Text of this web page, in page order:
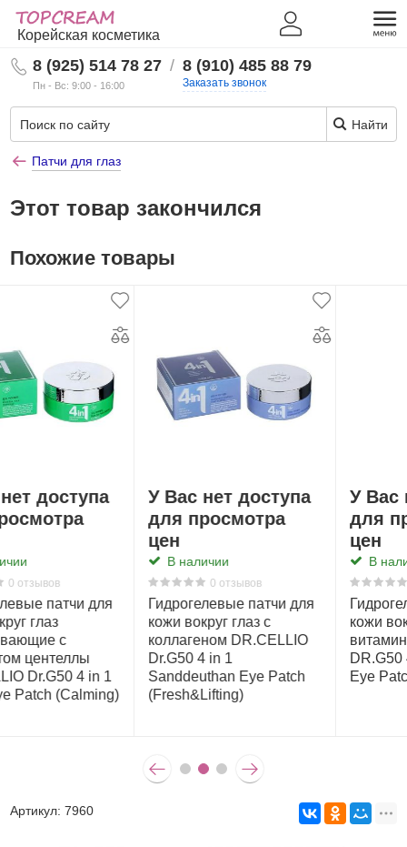
Корейская косметика
8 (925) 514 78 27
Пн - Вс: 9:00 - 16:00
/ 8 (910) 485 88 79
Заказать звонок
Найти
Патчи для глаз
Этот товар закончился
Похожие товары
патчи для
с
Eye Patch
У Вас нет доступа
для просмотра
В наличии
0 отзывов
Гидрогелевые патчи для
кожи вокруг глаз с
витаминами DR.CELLIO
DR.G50 4 in 1 Ssingssing
Eye Patch (Fresh)
У Вас
для
В наличии
0
кожи вокруг
DR.CELLIO
Артикул:7960